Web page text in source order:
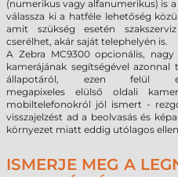
(numerikus vagy alfanumerikus) is
válassza ki a hatféle lehetőség
amit szükség esetén
cserélhet, akár saját telephelyén is.
A Zebra MC9300opcionális, nagy
kamerájának segítségével
állapotáról, ezen felül
megapixeleselülső oldali
mobiltelefonokról jól ismert -
visszajelzést ad a beolvasás és
környezet miatt eddig utólagos
ISMERJE MEG A